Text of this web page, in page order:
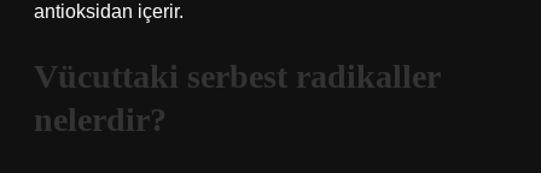
antioksidan içerir.
Vücuttaki serbest radikaller
nelerdir?